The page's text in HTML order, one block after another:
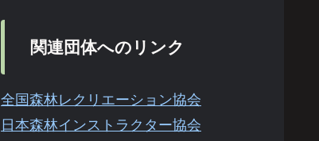
関連団体へのリンク
全国森林レクリエーション協会
日本森林インストラクター協会